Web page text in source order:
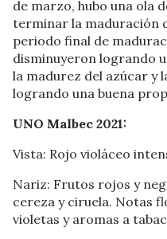
de marzo, hubo una ola
terminar la maduración
periodo final de
disminuyeron logrando
la madurez del azúcar y
logrando una buena
UNO Malbec 2021:
Vista: Rojo violáceo
Nariz: Frutos rojos y
cereza y ciruela. Notas
violetas y aromas a